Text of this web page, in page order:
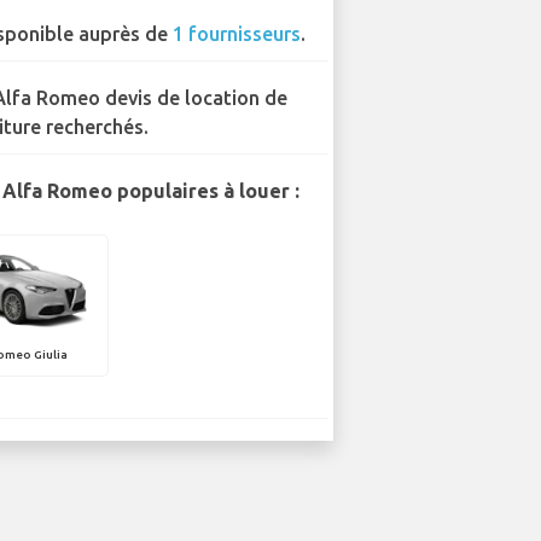
auprès de 1 fournisseurs.
Romeo devis de location de
recherchés.
Romeo populaires à louer :
Giulia